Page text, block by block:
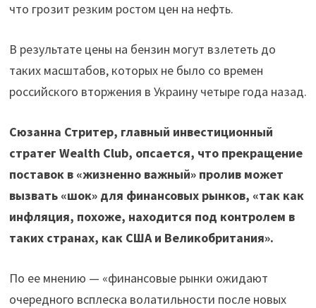
что грозит резким ростом цен на нефть.
В результате цены на бензин могут взлететь до
таких масштабов, которых не было со времен
российского вторжения в Украину четыре года назад.
Сюзанна Стритер, главный инвестиционный
стратег Wealth Club, опсается, что прекращение
поставок в «жизненно важный» пролив может
вызвать «шок» для финансовых рынков, «так как
инфляция, похоже, находится под контролем в
таких странах, как США и Великобритания».
По ее мнению — «финансовые рынки ожидают
очередного всплеска волатильности после новых